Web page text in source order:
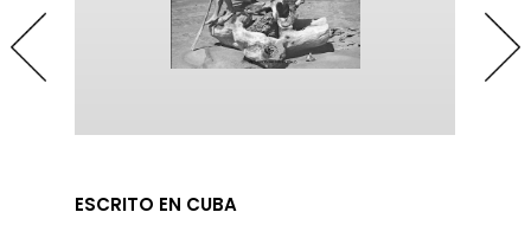
ESCRITO EN CUBA